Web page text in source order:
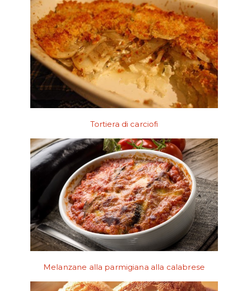
Tortiera di carciofi
Melanzane alla parmigiana alla calabrese